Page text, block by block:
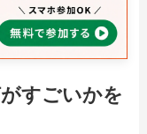
すごいかを